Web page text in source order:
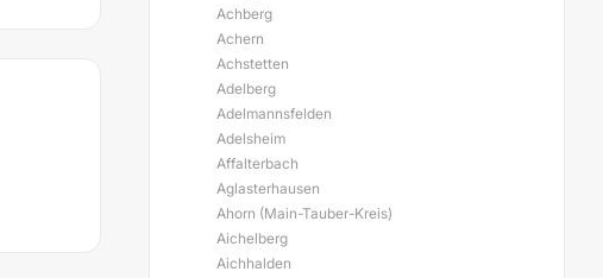
Achberg
Achern
Achstetten
Adelberg
Adelmannsfelden
Adelsheim
Affalterbach
Aglasterhausen
Ahorn (Main-Tauber-Kreis)
Aichelberg
Aichhalden